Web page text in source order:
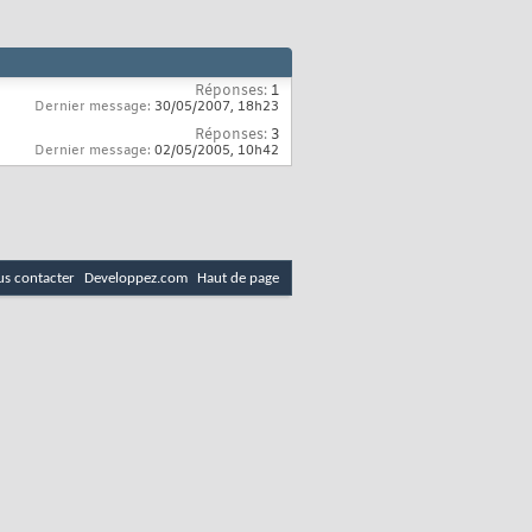
Réponses: 1
Dernier message: 30/05/2007, 18h23
Réponses: 3
Dernier message: 02/05/2005, 10h42
contacter Developpez.com Haut de page